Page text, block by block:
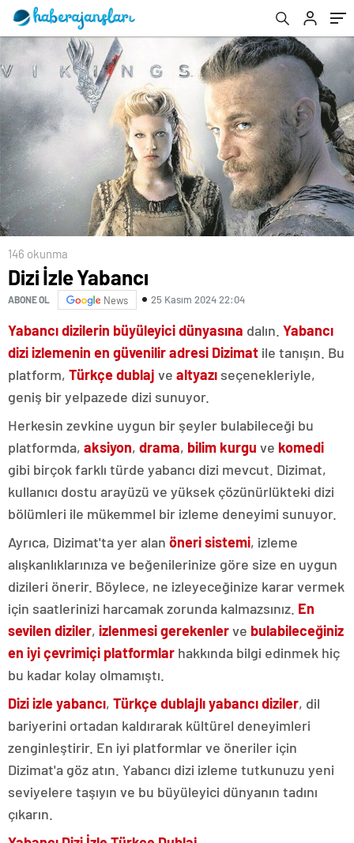
146 okunma
Dizi İzle Yabancı
ABONE OL News 25 Kasım 2024 22:04
Yabancı dizilerin büyüleyici dünyasına dalın. Yabancı
dizi izlemenin en güvenilir adresi Dizimat ile tanışın. Bu
platform, Türkçe dublaj ve altyazı seçenekleriyle,
geniş bir yelpazede dizi sunuyor.
Herkesin zevkine uygun bir şeyler bulabileceği bu
platformda, aksiyon, drama, bilim kurgu ve komedi
gibi birçok farklı türde yabancı dizi mevcut. Dizimat,
kullanıcı dostu arayüzü ve yüksek çözünürlükteki dizi
bölümleri ile mükemmel bir izleme deneyimi sunuyor.
Ayrıca, Dizimat'ta yer alan öneri sistemi, izleme
alışkanlıklarınıza ve beğenilerinize göre size en uygun
dizileri önerir. Böylece, ne izleyeceğinize karar vermek
için saatlerinizi harcamak zorunda kalmazsınız. En
sevilen diziler, izlenmesi gerekenlerve bulabileceğiniz
en iyi çevrimiçi platformlar hakkında bilgi edinmek hiç
bu kadar kolay olmamıştı.
Dizi izle yabancı, Türkçe dublajlı yabancı diziler, dil
bariyerini ortadan kaldırarak kültürel deneyimleri
zenginleştirir. En iyi platformlar ve öneriler için
Dizimat'a göz atın. Yabancı dizi izleme tutkunuzu yeni
seviyelere taşıyın ve bu büyüleyici dünyanın tadını
çıkarın.
çalışmalarına övgü